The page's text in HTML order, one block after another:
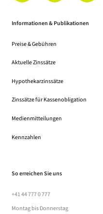
Informationen & Publikationen
Preise & Gebühren
Aktuelle Zinssätze
Hypothekarzinssätze
Zinssätze für Kassenobligation
Medienmitteilungen
Kennzahlen
So erreichen Sie uns
+41 44 777 0 777
Montag bis Donnerstag